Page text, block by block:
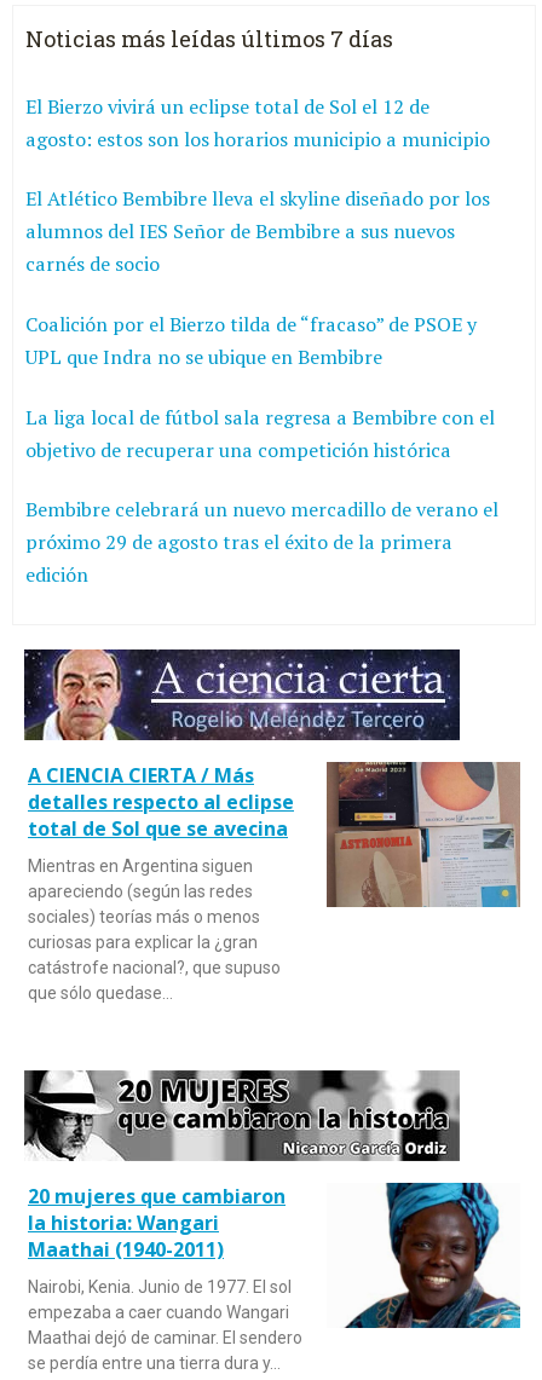
Noticias más leídas últimos 7 días
El Bierzo vivirá un eclipse total de Sol el 12 de
agosto: estos son los horarios municipio a municipio
El Atlético Bembibre lleva el skyline diseñado por los
alumnos del IES Señor de Bembibre a sus nuevos
carnés de socio
Coalición por el Bierzo tilda de “fracaso” de PSOE y
UPL que Indra no se ubique en Bembibre
La liga local de fútbol sala regresa a Bembibre con el
objetivo de recuperar una competición histórica
Bembibre celebrará un nuevo mercadillo de verano el
próximo 29 de agosto tras el éxito de la primera
edición
A CIENCIA CIERTA / Más
detalles respecto al eclipse
total de Sol que se avecina
Mientras en Argentina siguen
apareciendo (según las redes
sociales) teorías más o menos
curiosas para explicar la ¿gran
catástrofe nacional?, que supuso
que sólo quedase…
20 mujeres que cambiaron
la historia: Wangari
Maathai (1940-2011)
Nairobi, Kenia. Junio de 1977. El sol
empezaba a caer cuando Wangari
Maathai dejó de caminar. El sendero
se perdía entre una tierra dura y…